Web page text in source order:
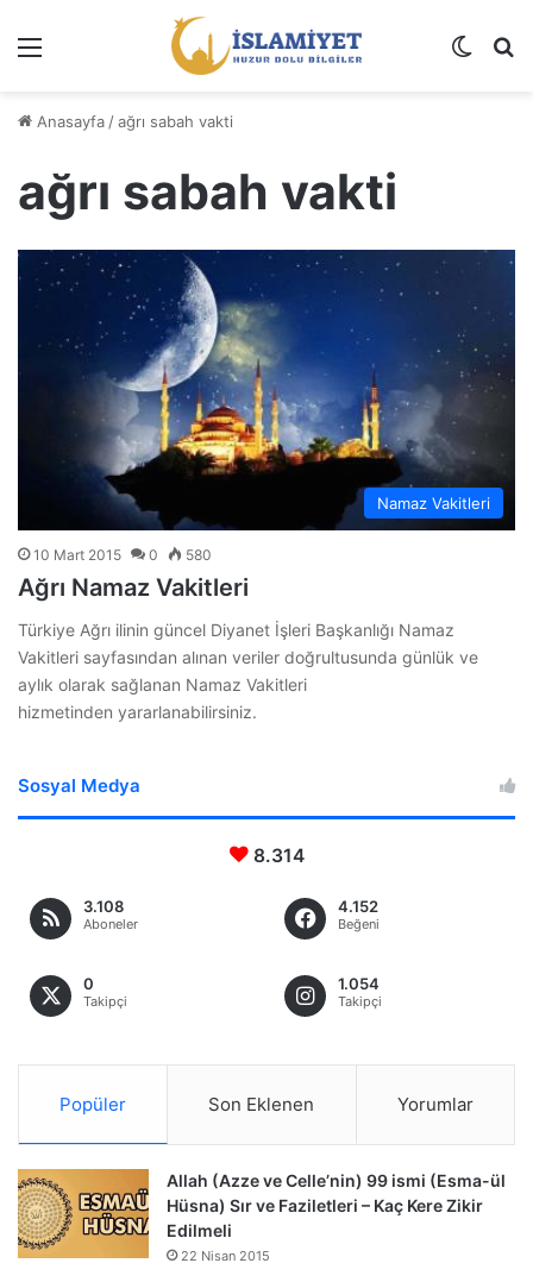
Dış
Anasayfa /ağrı sabah vakti
ağrı sabah vakti
Namaz Vakitleri
10 Mart 2015 0 580
Ağrı Namaz Vakitleri
Türkiye Ağrı ilinin güncel Diyanet İşleri Başkanlığı Namaz
Vakitleri sayfasından alınan veriler doğrultusunda günlük ve
aylık olarak sağlanan Namaz Vakitleri
hizmetinden yararlanabilirsiniz.
Sosyal Medya
8.314
3.108
Aboneler
4.152
Beğeni
0
Takipçi
1.054
Takipçi
Popüler Son Eklenen Yorumlar
Allah (Azze ve Celle’nin) 99 ismi (Esma-ül
Hüsna) Sır ve Faziletleri – Kaç Kere Zikir
Edilmeli
22 Nisan 2015